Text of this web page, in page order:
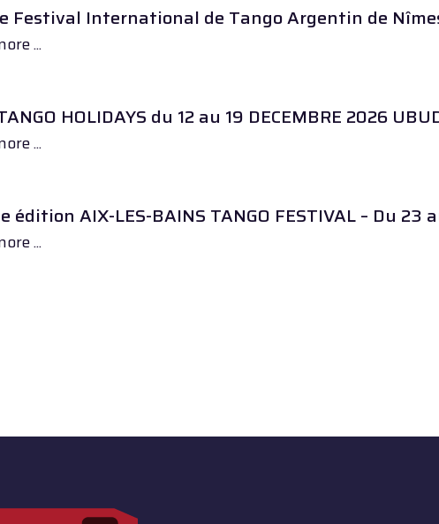
Festival International de Tango Argentin de
...
HOLIDAYS du 12 au 19 DECEMBRE 2026
...
édition AIX-LES-BAINS TANGO FESTIVAL – Du
...